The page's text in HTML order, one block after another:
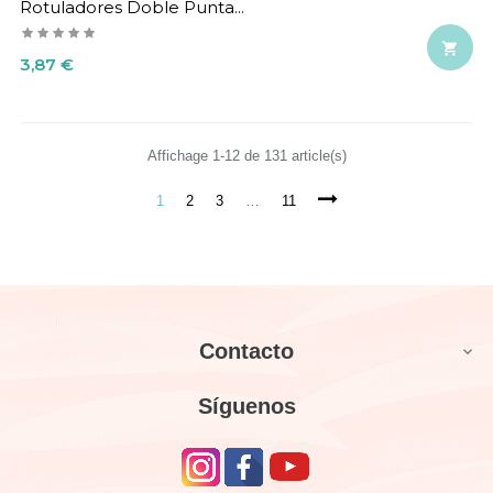
Rotuladores Doble Punta...
Precio
3,87 €

Affichage 1-12 de 131 article(s)
1 2 3 … 11
Contacto 
Síguenos